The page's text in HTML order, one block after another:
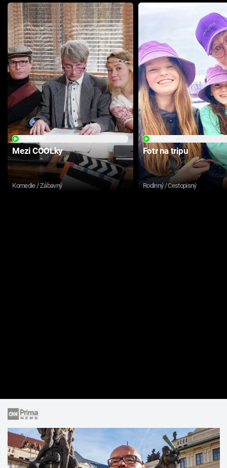
Mezi COOLky
Komedie / Zábavný
Fotr na tripu
Rodinný / Cestopisný